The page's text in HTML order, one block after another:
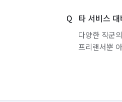
타 서비스
다양한 직군
프리랜서뿐